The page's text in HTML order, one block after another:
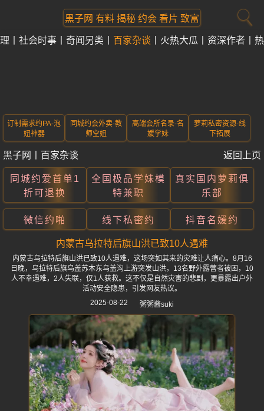
黑子网 有料 揭秘 约会 看片 致富
社会时事 奇闻另类 百家杂谈 火热大瓜 资深作者
订制需求约PA-泡
妞神器
同城约会外卖-教
师空姐
高端会所名录-名
媛学妹
萝莉私密资源-线
下拓展
黑子网 百家杂谈 返回上页
同城约爱首单1
折可退换
全国极品学妹模
特兼职
真实国内萝莉俱
乐部
微信约啪 线下私密约 抖音名媛约
内蒙古乌拉特后旗山洪已致10人遇难
内蒙古乌拉特后旗山洪已致10人遇难，这场突如其来的灾难让人痛心。8月16
日晚，乌拉特后旗乌盖苏木东乌盖沟上游突发山洪，13名野外露营者被困，10
人不幸遇难，2人失联，仅1人获救。这不仅是自然灾害的悲剧，更暴露出户外
活动安全隐患，引发网友热议。
2025-08-22
粥粥酱suki